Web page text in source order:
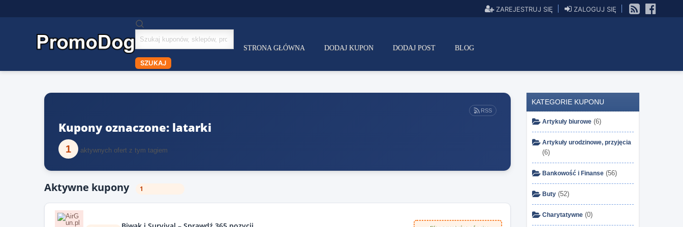
ZAREJESTRUJ SIĘ
ZALOGUJ SIĘ
Szukaj
kuponów
SZUKAJ
STRONA GŁÓWNA DODAJ KUPON DODAJ POST BLOG
RSS
Kupony oznaczone: latarki
1 aktywnych ofert z tym tagiem
Aktywne kupony 1
KATEGORIE KUPONU
Artykuły biurowe (6)
Artykuły urodzinowe, przyjęcia
(6)
Bankowość i Finanse (56)
Buty (52)
Charytatywne (0)